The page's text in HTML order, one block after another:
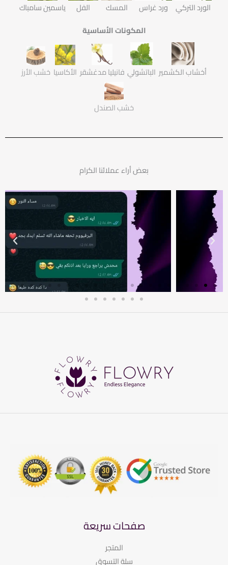
الورد التركي ورد غراس المسك الفل
ياسمين سامباك
المكونات الأساسية
أخشاب الكشمير الباتشولي فانيليا مدغشقر الأكاسيا خشب الأرز
خشب الصندل
بعض أراء عملائنا الكرام
صفحات سريعة
المتجر
سلة التسوق